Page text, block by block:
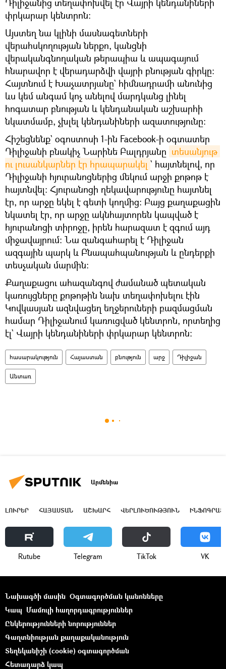
Դիլիջանից տեղափոխվել էր Վայրի կենդանիների
փրկարար կենտրոն։
Այստեղ նա կլինի մասնագետների
վերահսկողության ներքո, կանցնի
վերականգնողական թերապիա և ապագայում
հնարավոր է վերադարձվի վայրի բնության գիրկը։
Հայտնում է Խաչատրյանը` հիմնադրամի անունից
ևս կեմ անգամ կոչ անելով մարդկանց լինել
հոգատար բնության և կենդանական աշխարհի
նկատմամբ, չխլել կենդանիների ազատությունը։
Հիշեցնենք` օգոստոսի 1-ին Facebook-ի օգտատեր
Դիլիջանի բնակիչ Նարինե Բալդրյանը տեսանյութ
ու լուսանկարներ էր հրապարակել ` հայտնելով, որ
Դիլիջանի հյուրանոցներից մեկում արջի քոթոթ է
հայտնվել։ Հյուրանոցի ղեկավարությունը հայտնել
էր, որ արջը եկել է գետի կողմից։ Բայց քաղաքացին
նկատել էր, որ արջը ակնհայտորեն կապված է
հյուրանոցի տիրոջը, իրեն հարազատ է զգում այդ
միջավայրում։ Նա զանգահարել է Դիլիջան
ազգային պարկ և Բնապահպանության և ընդերքի
տեսչական մարմին։
Քաղաքացու ահազանգով ժամանած պետական
կառույցները քոթոթին նախ տեղափոխելու էին
Կովկասյան ազնվացեղ եղջերուների բազմացման
համար Դիլիջանում կառուցված կենտրոն, որտեղից
էլ` Վայրի կենդանիների փրկարար կենտրոն։
հասարակություն Հայաստան բնություն արջ Դիլիջան
Անտառ
Արմենիա
ԼՈՒՐԵՐ ՀԱՅԱՍՏԱՆ ԱՇԽԱՐՀ ՎԵՐԼՈՒԾՈՒԹՅՈՒՆ
Rutube Telegram ТikТоk VK
Նախագծի մասին Օգտագործման կանոնները
Կապ Մամուլի հաղորդագրություններ
Ընկերությունների նորություններ
Գաղտնիության քաղաքականություն
Տեղեկանիշի (cookie) օգտագործման
Հետադարձ կապ